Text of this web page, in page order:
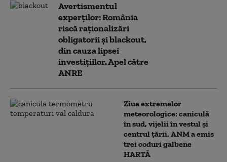
Avertismentul
experților: România
riscă raționalizări
obligatorii și blackout,
din cauza lipsei
investițiilor. Apel către
ANRE
Ziua extremelor
meteorologice: caniculă
în sud, vijelii în vestul și
centrul țării. ANM a emis
trei coduri galbene
HARTĂ